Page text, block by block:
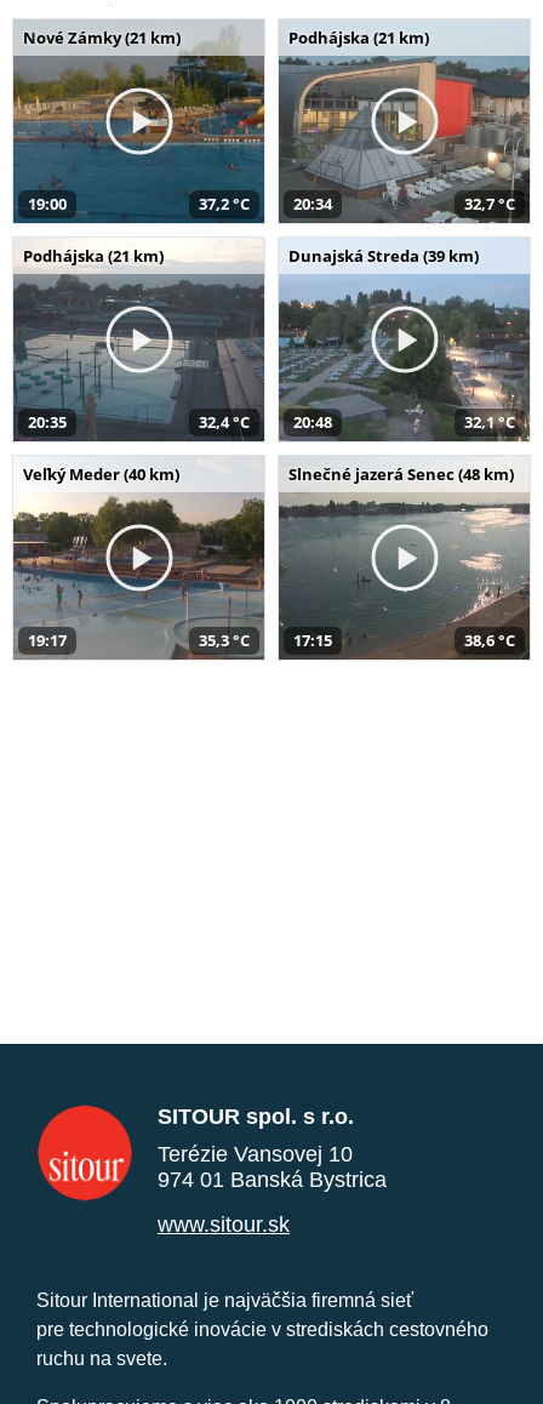
Nové Zámky (21 km)
19:00 37,2 °C
Podhájska (21 km)
20:34 32,7 °C
Podhájska (21 km)
20:35 32,4 °C
Dunajská Streda (39 km)
20:48 32,1 °C
Veľký Meder (40 km)
19:17 35,3 °C
Slnečné jazerá Senec (48 km)
17:15 38,6 °C
SITOUR spol. s r.o.
Terézie Vansovej 10
974 01 Banská Bystrica
www.sitour.sk
Sitour International je najväčšia firemná sieť
pre technologické inovácie v strediskách cestovného
ruchu na svete.